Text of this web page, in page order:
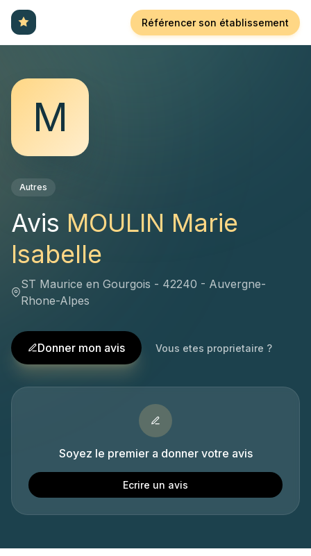
Référencer son établissement
M
Autres
Avis MOULIN Marie
Isabelle
ST Maurice en Gourgois - 42240 - Auvergne-
Rhone-Alpes
Donner mon avis Vous etes proprietaire ?
Soyez le premier a donner votre avis
Ecrire un avis